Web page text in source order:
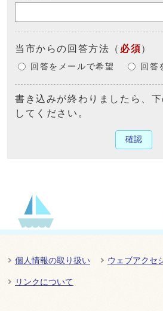
当市からの回答方法 （ 必須）
回答をメールで希望 回答
書き込みが終わりましたら、
してください。
確認
個人情報の取り扱い ウェブアクセ
リンクについて